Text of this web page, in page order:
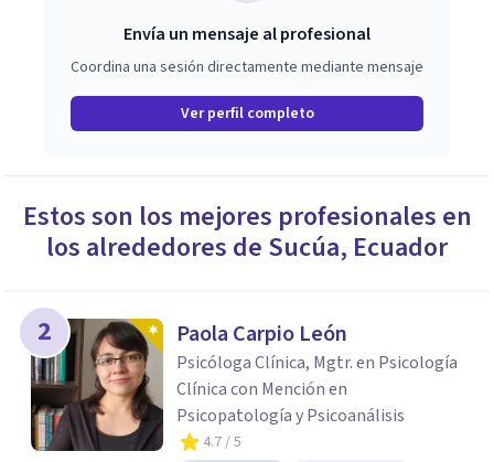
Envía un mensaje al profesional
Coordina una sesión directamente mediante mensaje
Ver perfil completo
Estos son los mejores profesionales en
los alrededores de Sucúa, Ecuador
2 Paola Carpio León
Psicóloga Clínica, Mgtr. en Psicología
Clínica con Mención en
Psicopatología y Psicoanálisis
4.7/ 5